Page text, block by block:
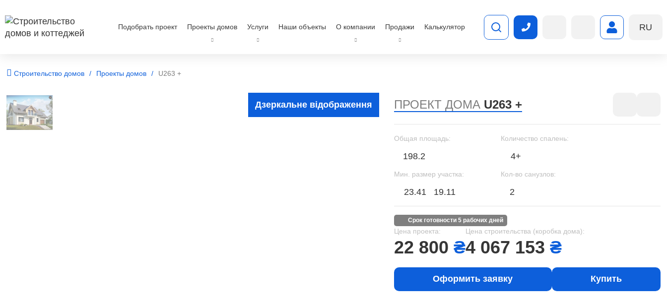
Подобрать проект Проекты домов Услуги Наши объекты О компании Продажи Калькулятор RU
Строительство домов Проекты домов U263 +
Дзеркальне відображення ПРОЕКТ ДОМА U263 +
Общая площадь:
198.2
Количество спалень:
4+
Мин. размер участка:
23.41 19.11
Кол-во санузлов:
2
срок готовности 5 рабочих дней
Цена проекта:
22 800 ₴
Цена строительства (коробка дома):
4 067 153 ₴
Оформить заявку Купить